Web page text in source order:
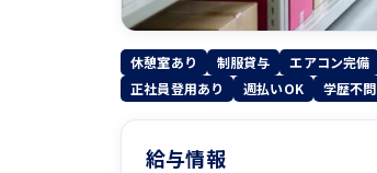
休憩室あり 制服貸与 エアコン完備
正社員登用あり
週払いOK 学歴不問
給与情報